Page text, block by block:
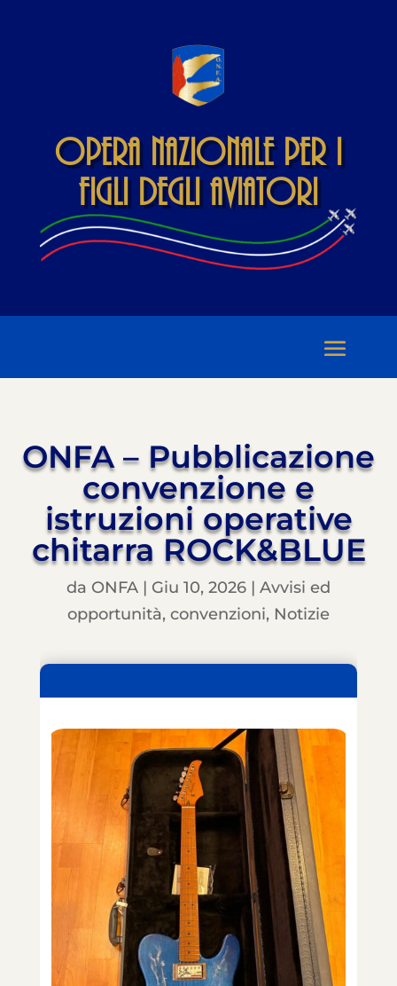
Opera Nazionale per i
Figli degli Aviatori
ONFA – Pubblicazione
convenzione e
istruzioni operative
chitarra ROCK&BLUE
da ONFA | Giu 10, 2026 | Avvisi ed
opportunità, convenzioni, Notizie